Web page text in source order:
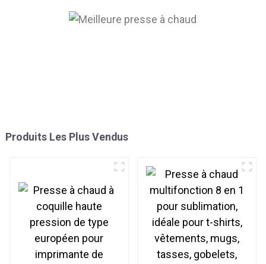
Produits Les Plus Vendus